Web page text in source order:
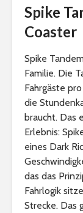
Spike
Coaster
Spike
Familie. Die
Fahrgäste
die
braucht. Das
Erlebnis:
eines Dark
das das
Fahrlogik
Strecke. Das